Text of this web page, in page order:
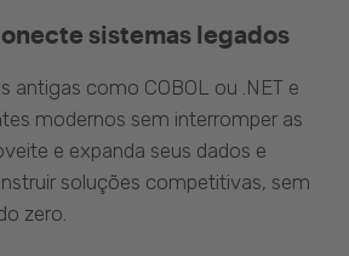
sistemas legados
antigas como COBOL ou .NET e
modernos sem interromper as
e expanda seus dados e
soluções competitivas, sem
zero.